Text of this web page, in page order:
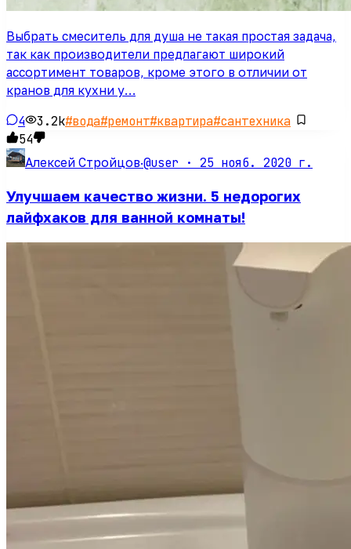
Выбрать смеситель для душа не такая простая задача,
так как производители предлагают широкий
ассортимент товаров, кроме этого в отличии от
кранов для кухни у…
4 3.2k#вода#ремонт#квартира#сантехника
54
Алексей Стройцов·@user · 25 нояб. 2020 г.
Улучшаем качество жизни. 5 недорогих
лайфхаков для ванной комнаты!